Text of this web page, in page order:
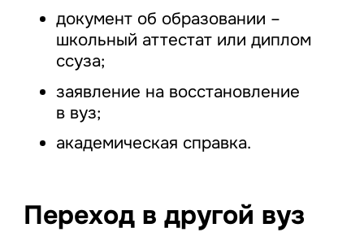
документ об образовании –
школьный аттестат или диплом
ссуза;
заявление на восстановление
в вуз;
академическая справка.
Переход в другой вуз